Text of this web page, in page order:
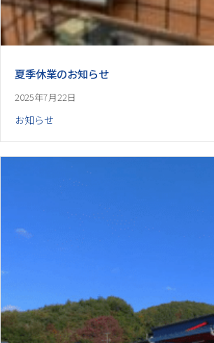
夏季休業のお知らせ
2025年7月22日
お知らせ